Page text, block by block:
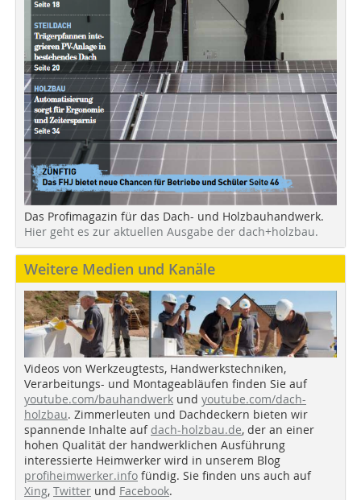
Das Profimagazin für das Dach- und Holzbauhandwerk.
Hier geht es zur aktuellen Ausgabe der dach+holzbau.
Weitere Medien und Kanäle
Videos von Werkzeugtests, Handwerkstechniken,
Verarbeitungs- und Montageabläufen finden Sie auf
youtube.com/bauhandwerk und youtube.com/dach-
holzbau. Zimmerleuten und Dachdeckern bieten wir
spannende Inhalte auf dach-holzbau.de, der an einer
hohen Qualität der handwerklichen Ausführung
interessierte Heimwerker wird in unserem Blog
profiheimwerker.info fündig. Sie finden uns auch auf
Xing, Twitter und Facebook.